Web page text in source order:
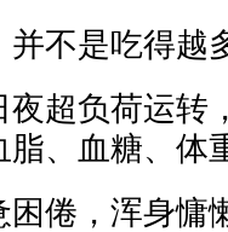
并不是吃得越
超负荷运转
脂、血糖、体
倦，浑身慵